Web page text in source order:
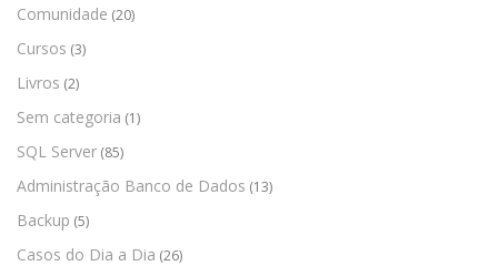
Comunidade (20)
Cursos (3)
Livros (2)
Sem categoria (1)
SQL Server (85)
Administração Banco de Dados (13)
Backup (5)
Casos do Dia a Dia (26)